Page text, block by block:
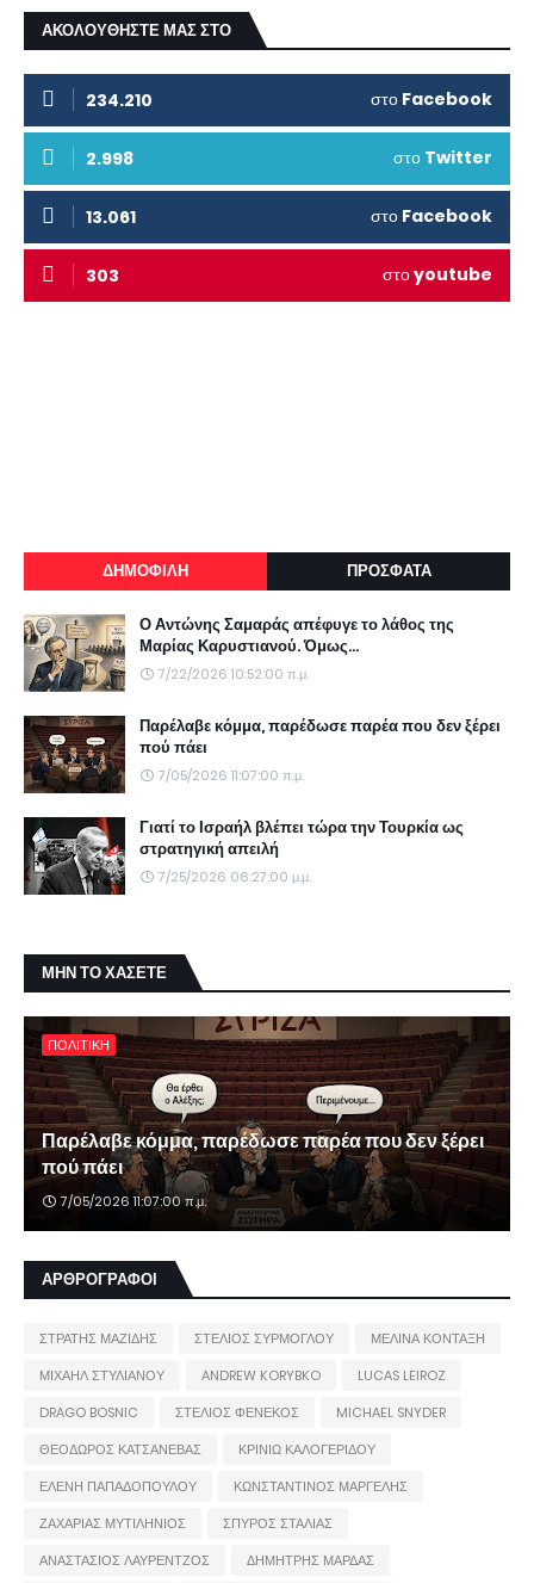
ΑΚΟΛΟΥΘΗΣΤΕ ΜΑΣ ΣΤΟ
234.210 στο Facebook
2.998 στο Twitter
13.061 στο Facebook
303 στοyoutube
ΔΗΜΟΦΙΛΗ ΠΡΟΣΦΑΤΑ
Ο Αντώνης Σαμαράς απέφυγε το λάθος της
Μαρίας Καρυστιανού. Όμως...
7/22/2026 10:52:00 π.μ.
Παρέλαβε κόμμα, παρέδωσε παρέα που δεν ξέρει
πού πάει
7/05/2026 11:07:00 π.μ.
Γιατί το Ισραήλ βλέπει τώρα την Τουρκία ως
στρατηγική απειλή
7/25/2026 06:27:00 μ.μ.
ΜΗΝ ΤΟ ΧΑΣΕΤΕ
ΠΟΛΙΤΙΚΗ
Παρέλαβε κόμμα, παρέδωσε παρέα που δεν ξέρει
πού πάει
7/05/2026 11:07:00 π.μ.
ΑΡΘΡΟΓΡΑΦΟΙ
ΣΤΡΑΤΗΣ ΜΑΖΙΔΗΣ ΣΤΕΛΙΟΣ ΣΥΡΜΟΓΛΟΥ
ΜΕΛΙΝΑ ΚΟΝΤΑΞΗ
ΜΙΧΑΗΛ ΣΤΥΛΙΑΝΟΥ
ANDREW KORYBKO
LUCAS LEIROZ
DRAGO BOSNIC
ΣΤΕΛΙΟΣ ΦΕΝΕΚΟΣ
MICHAEL SNYDER
ΘΕΟΔΩΡΟΣ ΚΑΤΣΑΝΕΒΑΣ
ΚΡΙΝΙΩ ΚΑΛΟΓΕΡΙΔΟΥ
ΕΛΕΝΗ ΠΑΠΑΔΟΠΟΥΛΟΥ
ΚΩΝΣΤΑΝΤΙΝΟΣ ΜΑΡΓΕΛΗΣ
ΖΑΧΑΡΙΑΣ ΜΥΤΙΛΗΝΙΟΣ
ΣΠΥΡΟΣ ΣΤΑΛΙΑΣ
ΑΝΑΣΤΑΣΙΟΣ ΛΑΥΡΕΝΤΖΟΣ
ΔΗΜΗΤΡΗΣ ΜΑΡΔΑΣ